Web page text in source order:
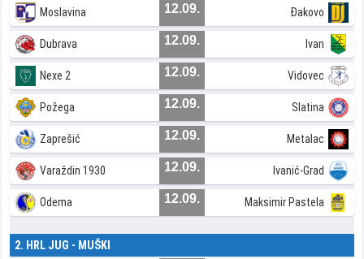
Moslavina 12.09. Đakovo
Dubrava 12.09. Ivan
Nexe 2 12.09. Vidovec
Požega 12.09. Slatina
Zaprešić 12.09. Metalac
Varaždin 1930 12.09. Ivanić-Grad
Odema 12.09. Maksimir Pastela
2. HRL JUG - MUŠKI